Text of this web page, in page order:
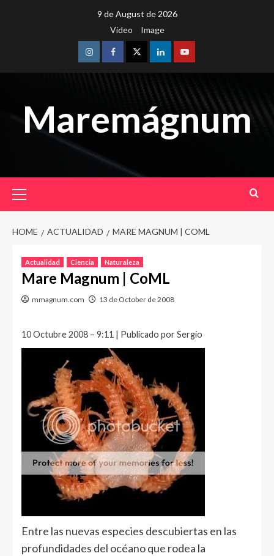
9 de August de 2026
Video
Image
InstagramFacebookTwitterLinkedinYoutube
Maremágnum
Menu
HOME ACTUALIDAD MARE MAGNUM | COML
Actualidad Ciencia Naturaleza
Mare Magnum | CoML
mmagnum.com 13 de October de 2008
10 Octubre 2008 – 9:11 | Publicado por Sergio
Entre las nuevas especies descubiertas en las
profundidades del océano que rodea la